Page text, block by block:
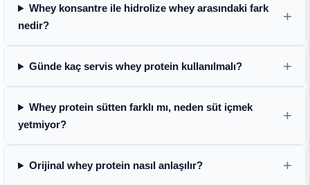
Whey konsantre ile hidrolize whey arasındaki fark
nedir?
Günde kaç servis whey protein kullanılmalı?
Whey protein sütten farklı mı, neden süt içmek
yetmiyor?
Orijinal whey protein nasıl anlaşılır?